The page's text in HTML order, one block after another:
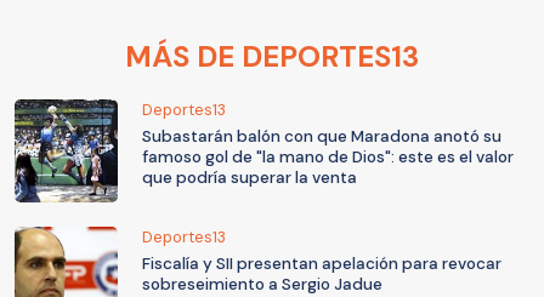
MÁS DE DEPORTES13
Deportes13
Subastarán balón con que Maradona anotó su
famoso gol de "la mano de Dios": este es el valor
que podría superar la venta
Deportes13
Fiscalía y SII presentan apelación para revocar
sobreseimiento a Sergio Jadue